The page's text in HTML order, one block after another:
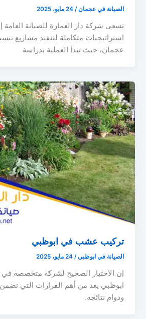
الصيانة في عجمان/24 مايو، 2025
تسعى شركة دار العمارة للصيانة العامة
استراتيجيات متكاملة لتنفيذ مشاريع
عجمان، حيث تبدأ العملية بدراسة
تركيب عشب في ابوظبي
الصيانة في ابوظبي/24 مايو، 2025
إن الاختيار الصحيح لشركة متخصصة
ابوظبي يعد من أهم القرارات التي
ودوام نتائجه.